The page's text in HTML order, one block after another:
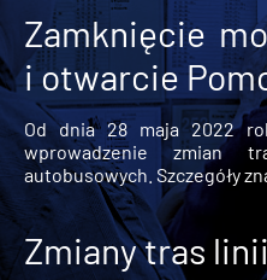
Zamknięcie
i otwarcie
Od dnia 28 maja 2022
wprowadzenie zmian
autobusowych. Szczegóły
Zmiany tras linii